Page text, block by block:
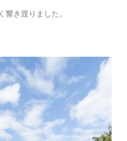
響き渡りました。